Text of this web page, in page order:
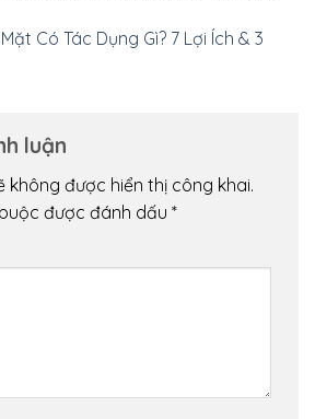
Có Tác Dụng Gì? 7 Lợi Ích & 3
luận
không được hiển thị công khai.
được đánh dấu *